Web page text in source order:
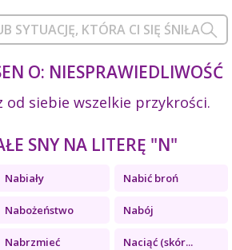
O: NIESPRAWIEDLIWOŚĆ
od siebie wszelkie przykrości.
SNY NA LITERĘ "N"
Nabiały Nabić broń
Nabożeństwo Nabój
Nabrzmieć Naciąć (skór...